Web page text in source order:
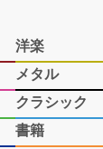
洋楽
メタル
クラシック
書籍